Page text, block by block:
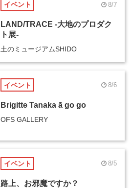
イベント 8/7
LAND/TRACE -大地のプロダク
ト展-
土のミュージアムSHIDO
イベント 8/6
Brigitte Tanaka ā go go
OFS GALLERY
イベント 8/5
路上、お邪魔ですか？